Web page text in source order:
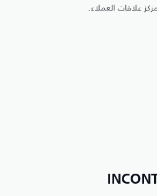
علاقات العملاء.